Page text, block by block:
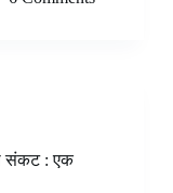
संकट : एक